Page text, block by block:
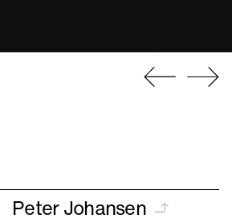
Peter Johansen